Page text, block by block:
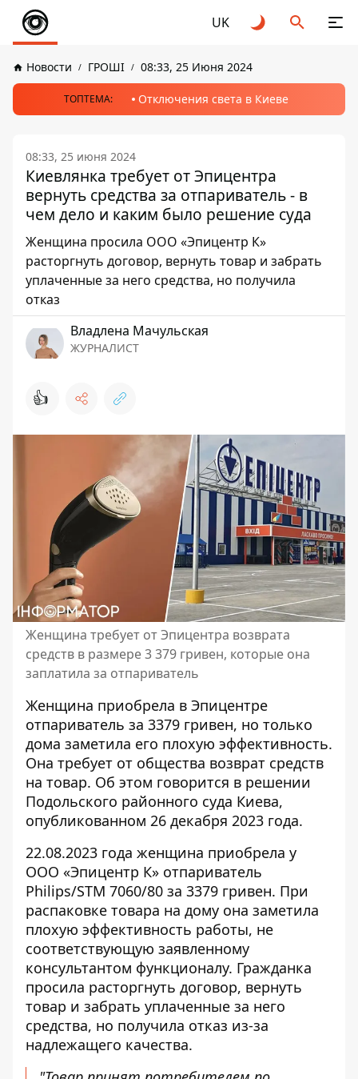
UK
Новости ГРОШІ 08:33, 25 Июня 2024
ТОПТЕМА: Отключения света в Киеве
08:33, 25 июня 2024
Киевлянка требует от Эпицентра
вернуть средства за отпариватель - в
чем дело и каким было решение суда
Женщина просила ООО «Эпицентр К»
расторгнуть договор, вернуть товар и забрать
уплаченные за него средства, но получила
отказ
Владлена Мачульская
ЖУРНАЛИСТ
👍
Женщина требует от Эпицентра возврата
средств в размере 3 379 гривен, которые она
заплатила за отпариватель
Женщина приобрела в Эпицентре
отпариватель за 3379 гривен, но только
дома заметила его плохую эффективность.
Она требует от общества возврат средств
на товар. Об этом говорится в решении
Подольского районного суда Киева,
опубликованном 26 декабря 2023 года.
22.08.2023 года женщина приобрела у
ООО «Эпицентр К» отпариватель
Philips/STM 7060/80 за 3379 гривен. При
распаковке товара на дому она заметила
плохую эффективность работы, не
соответствующую заявленному
консультантом функционалу. Гражданка
просила расторгнуть договор, вернуть
товар и забрать уплаченные за него
средства, но получила отказ из-за
надлежащего качества.